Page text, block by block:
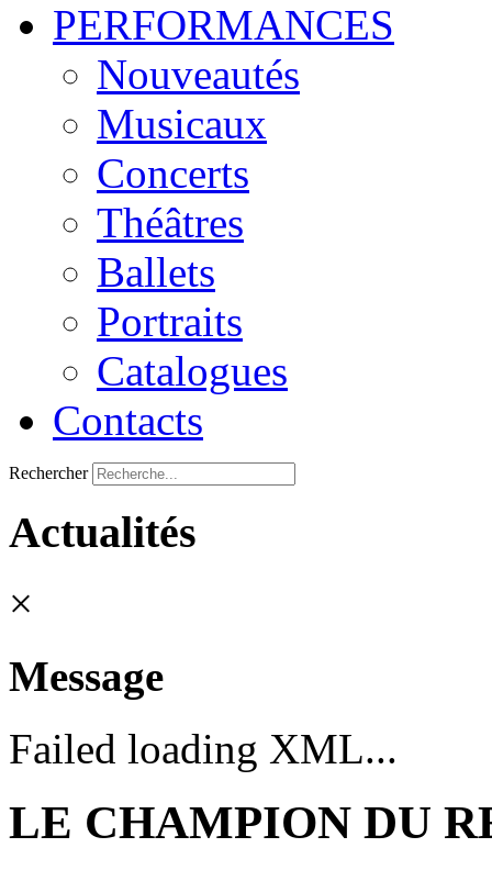
PERFORMANCES
Nouveautés
Musicaux
Concerts
Théâtres
Ballets
Portraits
Catalogues
Contacts
Rechercher
Actualités
×
Message
Failed loading XML...
LE CHAMPION DU